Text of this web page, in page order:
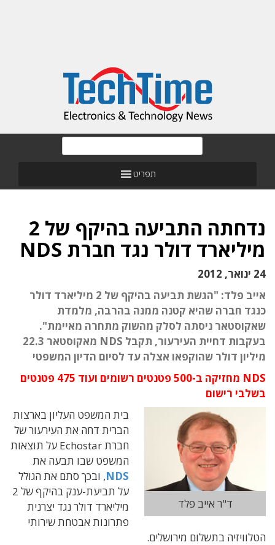
תפריט
נדחתה התביעה בהיקף של 2
מיליארד דולר נגד חברת NDS
24 ינואר, 2012
אייב פלד: "הגשת תביעה בהיקף של 2 מיליארד דולר
כנגד חברה שהיא קטנה ממנה בהרבה, מלמדת
שאקוסטאר ניסתה לסלק מהשוק מתחרה מאיימת".
בעקבות דחיית העירעור, תקבל NDS מאקוסטאר 22.3
מיליון דולר שהוקפאו אצלה עד לסיום הדיון המשפטי
NDS מחזיקה ב-500 פטנטים רשומים ועוד 475 פטנטים
בשלבי רישום
ד"ר אייב פלד
בית המשפט העליון בארצות
הברית דחה את העירעור של
חברת Echostar על תוצאות
המשפט שבו תבעה את
NDS, ובכך סתם את הגולל
על תביעת-ענק בהיקף של 2
מיליארד דולר נגד יצרנית
פתרונות אבטחת שירותי
הטלוויזיה בתשלום מירושלים.